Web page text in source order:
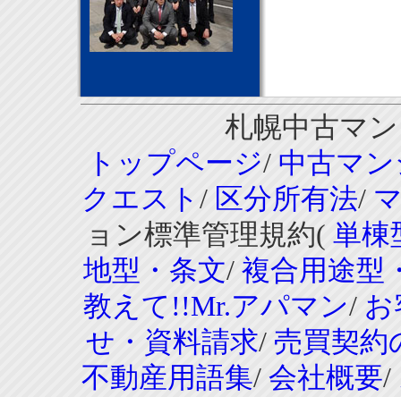
札幌中古マ
トップページ/ 中古マ
クエスト / 区分所有法/
ョン標準管理規約( 単棟
地型・条文/ 複合用途型
教えて!!Mr.アパマン/ お
せ・資料請求/ 売買契約
不動産用語集/ 会社概要/